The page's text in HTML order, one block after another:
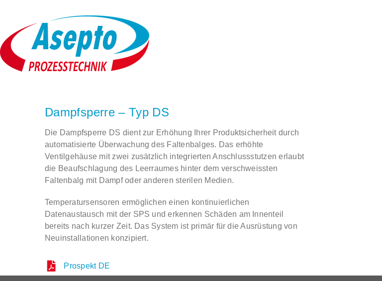
springen
Produkte + Leistungen
Dampfsperre – Typ DS
Die Dampfsperre DS dient zur Erhöhung Ihrer Produktsicherheit durch
automatisierte Überwachung des Faltenbalges. Das erhöhte
Ventilgehäuse mit zwei zusätzlich integrierten Anschlussstutzen erlaubt
die Beaufschlagung des Leerraumes hinter dem verschweissten
Faltenbalg mit Dampf oder anderen sterilen Medien.
Temperatursensoren ermöglichen einen kontinuierlichen
Datenaustausch mit der SPS und erkennen Schäden am Innenteil
bereits nach kurzer Zeit. Das System ist primär für die Ausrüstung von
Neuinstallationen konzipiert.
Prospekt DE